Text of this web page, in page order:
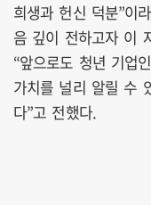
희생과 헌신 덕분”이
음 깊이 전하고자 이
“앞으로도 청년 기업
가치를 널리 알릴 수
다”고 전했다.